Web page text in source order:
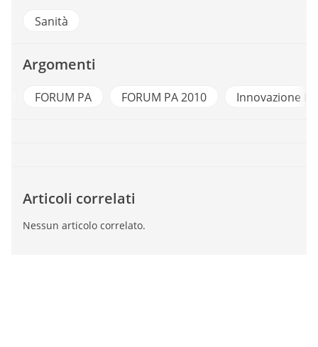
Sanità
Argomenti
FORUM PA FORUM PA 2010 Innovazione
Articoli correlati
Nessun articolo correlato.